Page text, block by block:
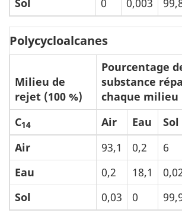
Polycycloalcanes
Milieu de
rejet (100 %)
Pourcentage
substance
chaque milieu
C14 Air Eau Sol
Air
93,1 0,2 6
Eau
0,2 18,1
Sol
0,03 0